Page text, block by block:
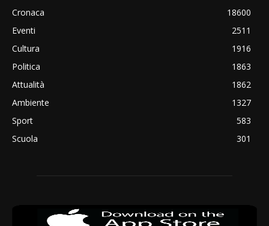
Cronaca
18600
Eventi
2511
Cultura
1916
Politica
1863
Attualità
1862
Ambiente
1327
Sport
583
Scuola
301